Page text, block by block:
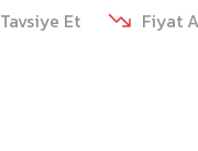
Tavsiye Et Fiyat